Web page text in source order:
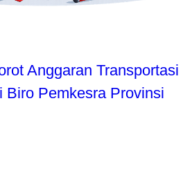
Anggaran Transportasi
Biro Pemkesra Provinsi